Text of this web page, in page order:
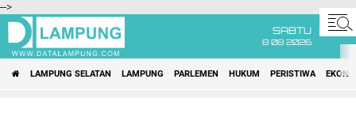
-->
SABTU
8 08 2026
LAMPUNG SELATAN LAMPUNG PARLEMEN HUKUM PERISTIWA